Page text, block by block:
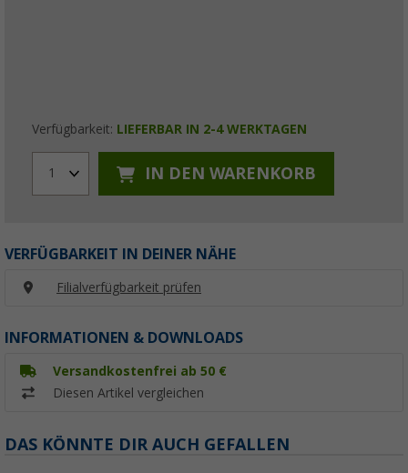
Verfügbarkeit: LIEFERBAR IN 2-4 WERKTAGEN
1 IN DEN WARENKORB
VERFÜGBARKEIT IN DEINER NÄHE
Filialverfügbarkeit prüfen
INFORMATIONEN & DOWNLOADS
Versandkostenfrei ab 50 €
Diesen Artikel vergleichen
DAS KÖNNTE DIR AUCH GEFALLEN